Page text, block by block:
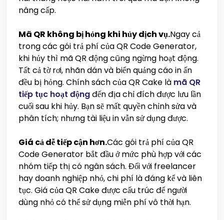
nâng cấp.
Mã QR không bị hỏng khi hủy dịch vụ.Ngay cả
trong các gói trả phí của QR Code Generator,
khi hủy thì mã QR động cũng ngừng hoạt động.
Tất cả tờ rơi, nhãn dán và biển quảng cáo in ấn
đều bị hỏng. Chính sách của QR Cake là mã QR
tiếp tục hoạt độngđến địa chỉ đích được lưu lần
cuối sau khi hủy. Bạn sẽ mất quyền chỉnh sửa và
phân tích; nhưng tài liệu in vẫn sử dụng được.
Giá cả dễ tiếp cận hơn.Các gói trả phí của QR
Code Generator bắt đầu ở mức phù hợp với các
nhóm tiếp thị có ngân sách. Đối với freelancer
hay doanh nghiệp nhỏ, chi phí là đáng kể và liên
tục. Giá của QR Cake được cấu trúc để người
dùng nhỏ có thể sử dụng miễn phí vô thời hạn.